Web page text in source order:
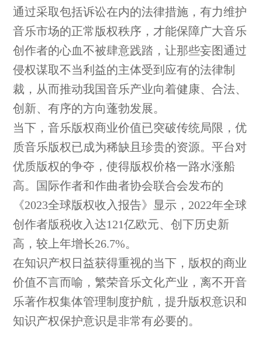
通过采取包括诉讼在内的法律措施，有力维护
音乐市场的正常版权秩序，才能保障广大音乐
创作者的心血不被肆意践踏，让那些妄图通过
侵权谋取不当利益的主体受到应有的法律制
裁，从而推动我国音乐产业向着健康、合法、
创新、有序的方向蓬勃发展。
当下，音乐版权商业价值已突破传统局限，优
质音乐版权已成为稀缺且珍贵的资源。平台对
优质版权的争夺，使得版权价格一路水涨船
高。国际作者和作曲者协会联合会发布的
《2023全球版权收入报告》显示，2022年全球
创作者版税收入达121亿欧元、创下历史新
高，较上年增长26.7%。
在知识产权日益获得重视的当下，版权的商业
价值不言而喻，繁荣音乐文化产业，离不开音
乐著作权集体管理制度护航，提升版权意识和
知识产权保护意识是非常有必要的。